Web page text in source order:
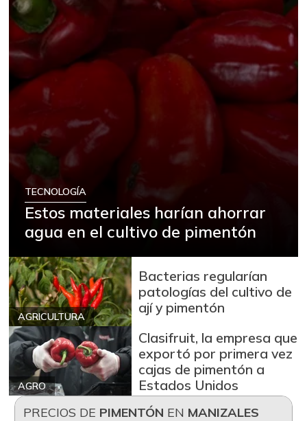
TECNOLOGÍA
Estos materiales harían ahorrar
agua en el cultivo de pimentón
AGRICULTURA
Bacterias regularían
patologías del cultivo de
ají y pimentón
AGRO
Clasifruit, la empresa que
exportó por primera vez
cajas de pimentón a
Estados Unidos
PRECIOS DE PIMENTÓN EN MANIZALES